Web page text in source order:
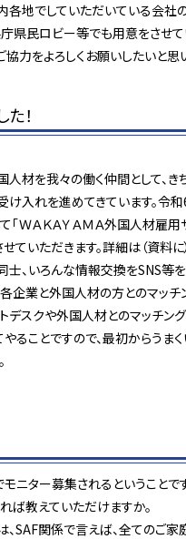
地でしていただいている会社
県民ロビー等でも用意をさせて
力をよろしくお願いしたいと思
！
材を我々の働く仲間として、き
入れを進めてきています。令
ＷＡＫＡＹＡＭＡ外国人材雇用
いただきます。詳細は（資料に
士、いろんな情報交換をSNS等
企業と外国人材の方とのマッチ
デスクや外国人材とのマッチン
ることですので、最初からうま
ニター募集されるということで
ば教えていただけますか。
SAF関係で言えば、全てのご家